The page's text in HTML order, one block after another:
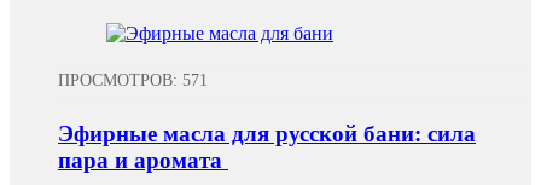
ПРОСМОТРОВ: 571
Эфирные масла для русской бани: сила
пара и аромата